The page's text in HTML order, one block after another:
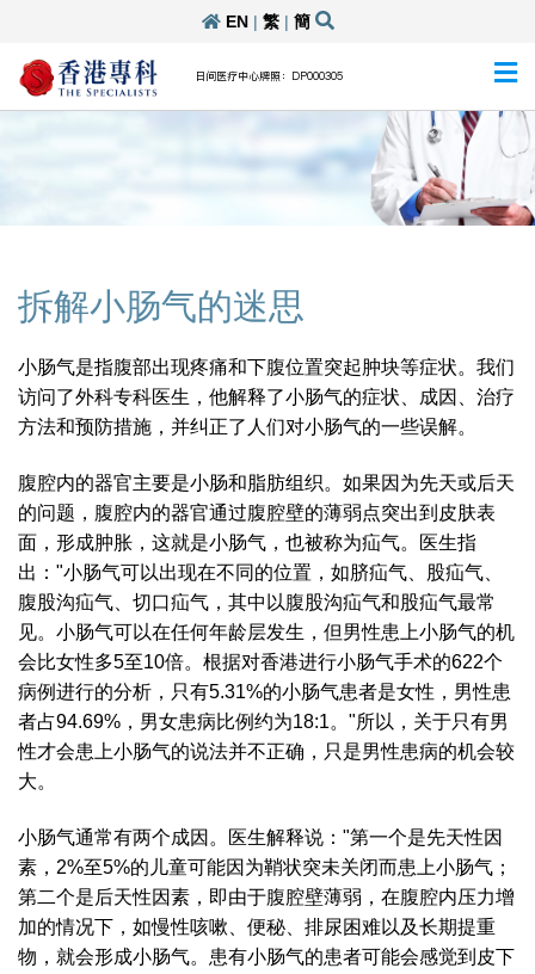
EN| 繁| 簡
日间医疗中心牌照：DP000305
拆解小肠气的迷思
小肠气是指腹部出现疼痛和下腹位置突起肿块等症状。我们
访问了外科专科医生，他解释了小肠气的症状、成因、治疗
方法和预防措施，并纠正了人们对小肠气的一些误解。
腹腔内的器官主要是小肠和脂肪组织。如果因为先天或后天
的问题，腹腔内的器官通过腹腔壁的薄弱点突出到皮肤表
面，形成肿胀，这就是小肠气，也被称为疝气。医生指
出："小肠气可以出现在不同的位置，如脐疝气、股疝气、
腹股沟疝气、切口疝气，其中以腹股沟疝气和股疝气最常
见。小肠气可以在任何年龄层发生，但男性患上小肠气的机
会比女性多5至10倍。根据对香港进行小肠气手术的622个
病例进行的分析，只有5.31%的小肠气患者是女性，男性患
者占94.69%，男女患病比例约为18:1。"所以，关于只有男
性才会患上小肠气的说法并不正确，只是男性患病的机会较
大。
小肠气通常有两个成因。医生解释说："第一个是先天性因
素，2%至5%的儿童可能因为鞘状突未关闭而患上小肠气；
第二个是后天性因素，即由于腹腔壁薄弱，在腹腔内压力增
加的情况下，如慢性咳嗽、便秘、排尿困难以及长期提重
物，就会形成小肠气。患有小肠气的患者可能会感觉到皮下